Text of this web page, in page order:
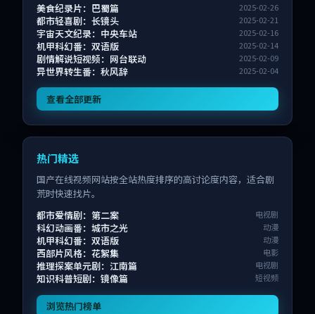
美食纪录片：巴蜀篇
2025-02-26
都市轻喜剧：长镜头 2025-02-21
宇宙天文纪录：中央车站 2025-02-16
机甲科幻番：双语版 2025-02-14
剧情解说短视频：网台联动 2025-02-09
异世界转生番：秋风辞 2025-02-04
查看全部更新
热门精选
国产在线视频网站按全站热度排序的高讨论度内容，适合剧
荒时快速找片。
都市爱情剧：第二案
电视剧
科幻动画番：城市之光 动漫
机甲科幻番：双语版 动漫
西部片风格：花絮集 电影
推理探案单元剧：江南篇 电视剧
知识科普短剧：镜像篇 短视频
浏览热门榜单